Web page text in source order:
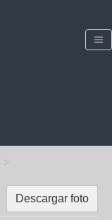
Descargar foto